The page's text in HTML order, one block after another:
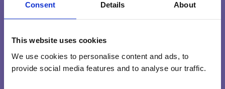
Consent Details About
This website uses cookies
We use cookies to personalise content and ads, to
provide social media features and to analyse our traffic.